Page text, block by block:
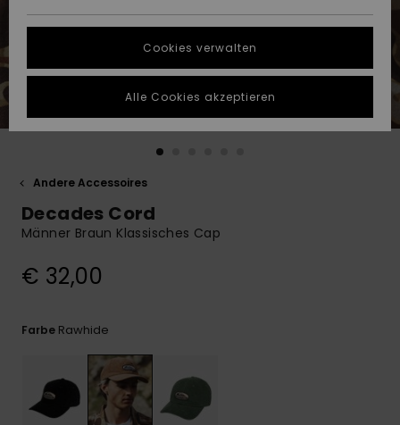
Highlights
Highlights
Starten Sie eine
Unterhaltung,
schnellste
Antwort auf Ihre
Frage zu
erhalten.
Finden Sie
Antworten auf
WUNSCHLISTE
Andere Accessoires
Decades Cord
Männer Braun Klassisches Cap
€ 32,00
Farbe Rawhide
Cookies verwalten
Alle Cookies akzeptieren